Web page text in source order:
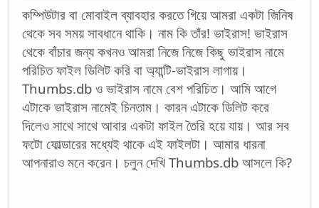
কম্পিউটার বা মোবাইল ব্যাবহার করতে গিয়ে আমরা একটা জিনিষ
থেকে সব সময় সাবধানে থাকি। নাম কি তাঁর! ভাইরাস! ভাইরাস
থেকে বাঁচার জন্য কখনও আমরা নিজে নিজে কিছু ভাইরাস নামে
পরিচিত ফাইল ডিলিট করি বা অ্যান্টি-ভাইরাস লাগায়।
Thumbs.db ও ভাইরাস নামে বেশ পরিচিত। আমি আগে
এটাকে ভাইরাস নামেই চিনতাম। কারন এটাকে ডিলিট করে
দিলেও সাথে সাথে আবার একটা ফাইল তৈরি হয়ে যায়। আর সব
ফটো ফোল্ডারের মধ্যেই থাকে এই ফাইলটা। আমার ধারনা
আপনারাও মনে করেন। চলুন দেখি Thumbs.db আসলে কি?